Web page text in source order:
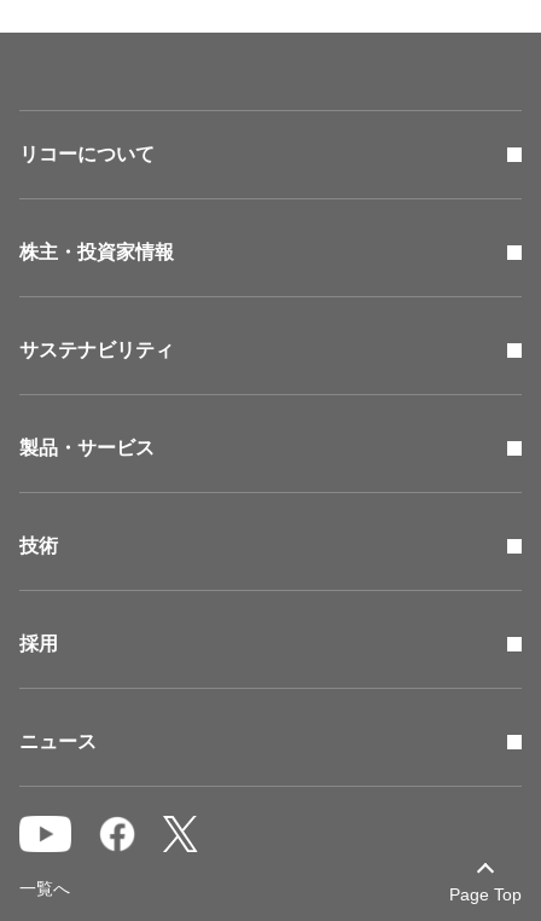
リコーについて
株主・投資家情報
サステナビリティ
製品・サービス
技術
採用
ニュース
Page Top
一覧へ